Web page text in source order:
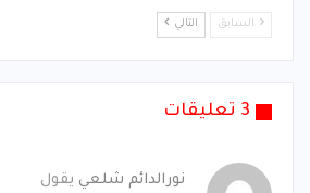
السابق التالي
3 تعليقات
نورالدائم شلعي يقول